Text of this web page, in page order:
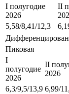
I полугодие
2026
II
5,58/8,41/12,3
Пиковая
I
полугодие
2026
II
2026
6,3/9,5/13,9 6,99/